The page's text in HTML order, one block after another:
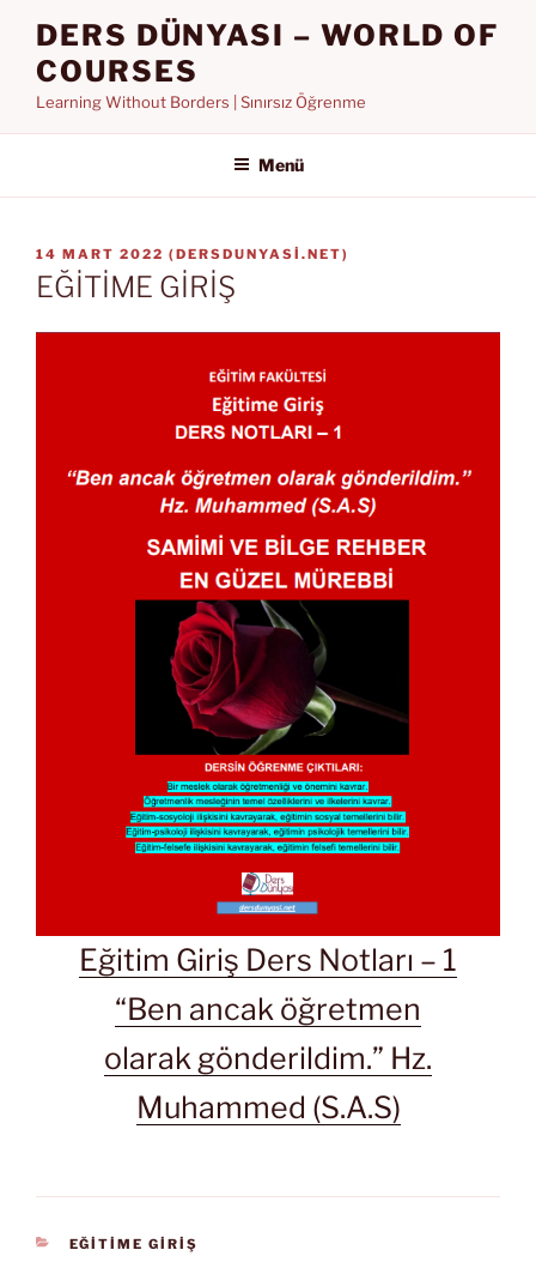
DERS DÜNYASI – WORLD OF
COURSES
Learning Without Borders | Sınırsız Öğrenme
Menü
YAYIM
TARIHI
14 MART 2022 (DERSDUNYASI.NET)
EĞİTİME GİRİŞ
Eğitim Giriş Ders Notları – 1
“Ben ancak öğretmen
olarak gönderildim.” Hz.
Muhammed (S.A.S)
KATEGORILER
EĞİTİME GİRİŞ